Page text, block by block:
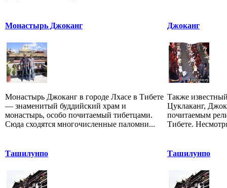
Монастырь Джоканг
Монастырь Джоканг в городе Лхасе в Тибете
— знаменитый буддийский храм и
монастырь, особо почитаемый тибетцами.
Сюда сходятся многочисленные паломни...
Джоканг
Также
Цуклаканг,
почитаемым
Тибете.
Ташилунпо Ташилунпо